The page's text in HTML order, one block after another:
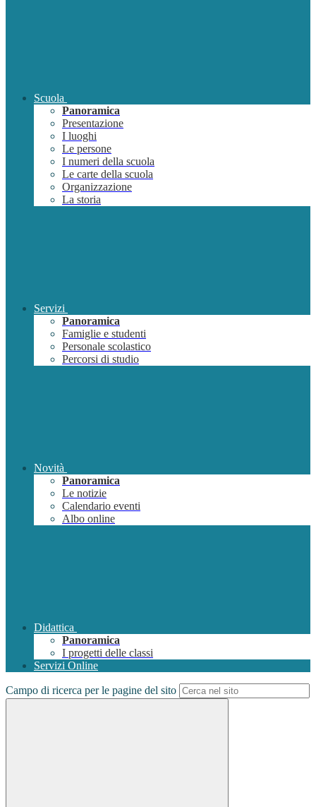
Scuola
Panoramica
Presentazione
I luoghi
Le persone
I numeri della scuola
Le carte della scuola
Organizzazione
La storia
Servizi
Panoramica
Famiglie e studenti
Personale scolastico
Percorsi di studio
Novità
Panoramica
Le notizie
Calendario eventi
Albo online
Didattica
Panoramica
I progetti delle classi
Servizi Online
Campo di ricerca per le pagine del sito